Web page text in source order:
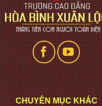
CHUYÊN MỤC KHÁC